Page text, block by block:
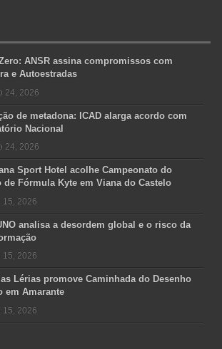
ANSR assina compromissos com
e Autoestradas
24, 2026
de metadona: ICAD alarga acordo com
Nacional
24, 2026
Sport Hotel acolhe Campeonato do
de Fórmula Kyte em Viana do Castelo
15, 2026
analisa a desordem global e o risco da
15, 2026
Lérias promove Caminhada do Desenho
em Amarante
15, 2026